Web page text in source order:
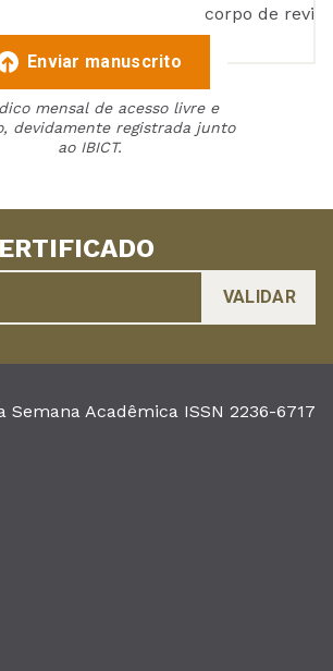
corpo de
Enviar manuscrito
mensal de acesso livre e
devidamente registrada junto
ao IBICT.
Semana Acadêmica ISSN 2236-6717